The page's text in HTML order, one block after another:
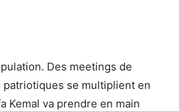
Des meetings de
se multiplient en
Kemal va prendre en main